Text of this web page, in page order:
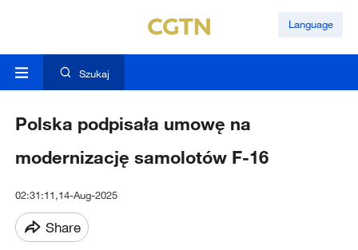
Language
Szukaj
Polska podpisała umowę na
modernizację samolotów F-16
02:31:11,14-Aug-2025
Share